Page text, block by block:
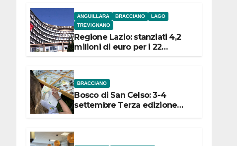
ANGUILLARA BRACCIANO
LAGO
TREVIGNANO
Regione Lazio: stanziati 4,2
milioni di euro per i 22
BRACCIANO
Bosco di San Celso: 3-4
settembre Terza edizione